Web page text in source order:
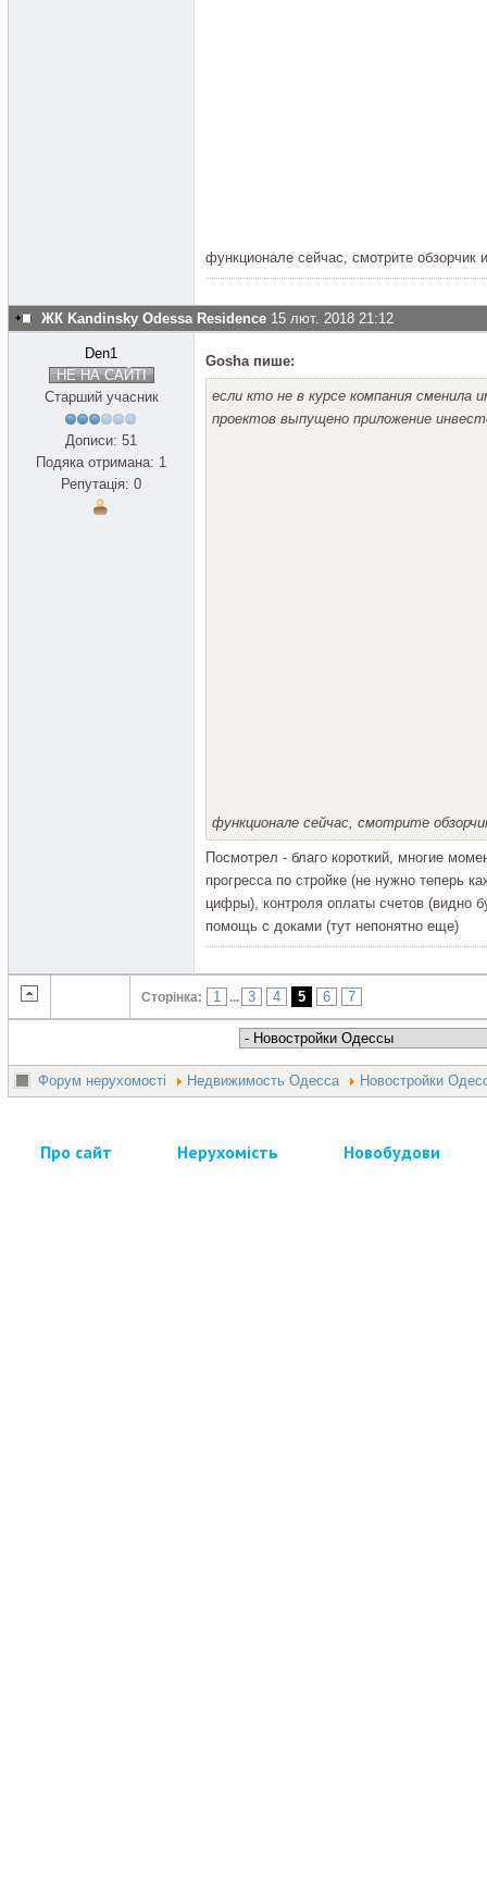
функционале сейчас, смотрите обзорчик
ЖК Kandinsky Odessa Residence 15 лют. 2018 21:12
Den1
НЕ НА САЙТІ
Старший учасник
Дописи: 51
Подяка отримана: 1
Репутація: 0
Gosha пише:
если кто не в курсе компания сменила
проектов выпущено приложение
функционале сейчас, смотрите
Посмотрел - благо короткий, многие
прогресса по стройке (не нужно теперь
цифры), контроля оплаты счетов (видно
помощь с доками (тут непонятно еще)
Сторінка: 1 ... 3 4 5 6 7
Форум нерухомості Недвижимость Одесса Новостройки
Про сайт Нерухомість Новобудови